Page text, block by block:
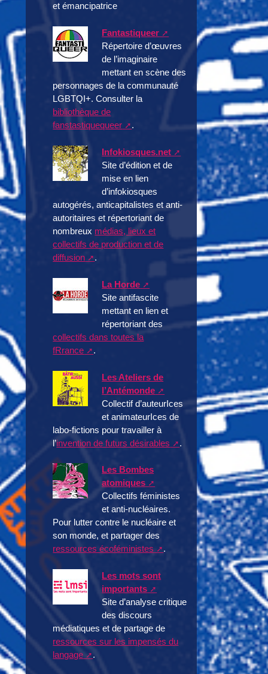
et émancipatrice
Fantastiqueer
Répertoire d’œuvres
de l’imaginaire
mettant en scène des
personnages de la communauté
LGBTQI+. Consulter la
bibliothèque de
fanstastiquequeer
.
Infokiosques.net
Site d’édition et de
mise en lien
d’infokiosques
autogérés, anticapitalistes et anti-
autoritaires et répertoriant de
nombreux médias, lieux et
collectifs de production et de
diffusion
.
La Horde
Site antifascite
mettant en lien et
répertoriant des
collectifs dans toutes la
fRrance
.
Les Ateliers de
l’Antémonde
Collectif d’auteurIces
et animateurIces de
labo-fictions pour travailler à
l’invention de futurs désirables .
Les Bombes
atomiques
Collectifs féministes
et anti-nucléaires.
Pour lutter contre le nucléaire et
son monde, et partager des
ressources écoféministes
.
Les mots sont
importants
Site d’analyse critique
des discours
médiatiques et de partage de
ressources sur les impensés du
langage
.